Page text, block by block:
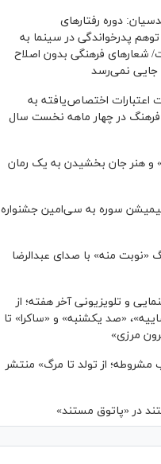
دوره رفتارهای
پدرخواندگی در سینما به
شعارهای فرهنگی بدون اصلاح
جایی نمی‌رسد
اعتبارات اختصاص‌یافته به
فرهنگ در چهار ماهه نخست سال
و هنر جان بخشیدن به یک رمان
سوره به سی‌امین جشنواره
«نوبت منه» با صدای عبدالرضا
و تلویزیونی آخر هفته؛ از
«صد یکشنبه» و «ساکرا» تا
مرزی»
مشروطه؛ از تولد تا مرگ» منتشر